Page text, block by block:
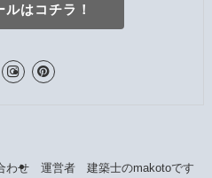
ルはコチラ！
わせ 運営者 建築士のmakotoです